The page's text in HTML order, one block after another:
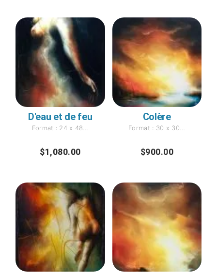
D'eau et de feu
Format : 24 x 48…
$1,080.00
Colère
Format : 30 x 30…
$900.00